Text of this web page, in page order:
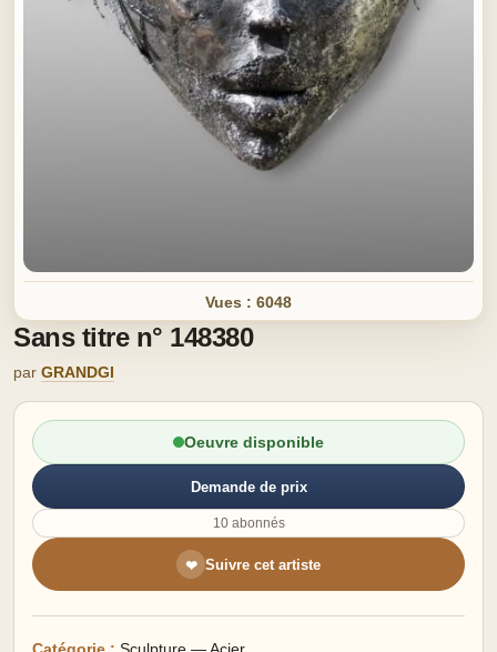
Vues : 6048
Sans titre n° 148380
par GRANDGI
Oeuvre disponible
Demande de prix
10 abonnés
❤ Suivre cet artiste